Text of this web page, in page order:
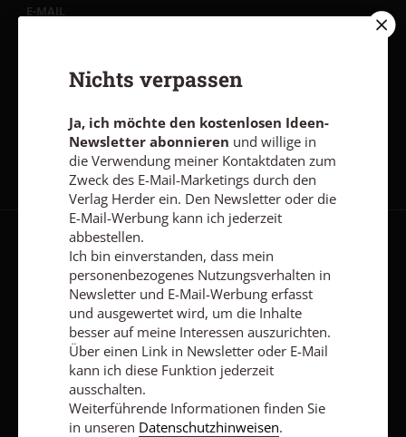
E-MAIL
AGB und Widerrufsbelehrung Datenschutz
Impressum
Vertrag widerrufen Abo online kündigen
Nichts verpassen
Ja, ich möchte den kostenlosen Ideen-
Newsletter abonnieren und willige in
die Verwendung meiner Kontaktdaten zum
Zweck des E-Mail-Marketings durch den
Verlag Herder ein. Den Newsletter oder die
E-Mail-Werbung kann ich jederzeit
abbestellen.
Ich bin einverstanden, dass mein
personenbezogenes Nutzungsverhalten in
Newsletter und E-Mail-Werbung erfasst
und ausgewertet wird, um die Inhalte
besser auf meine Interessen auszurichten.
Über einen Link in Newsletter oder E-Mail
kann ich diese Funktion jederzeit
ausschalten.
Weiterführende Informationen finden Sie
in unseren Datenschutzhinweisen.